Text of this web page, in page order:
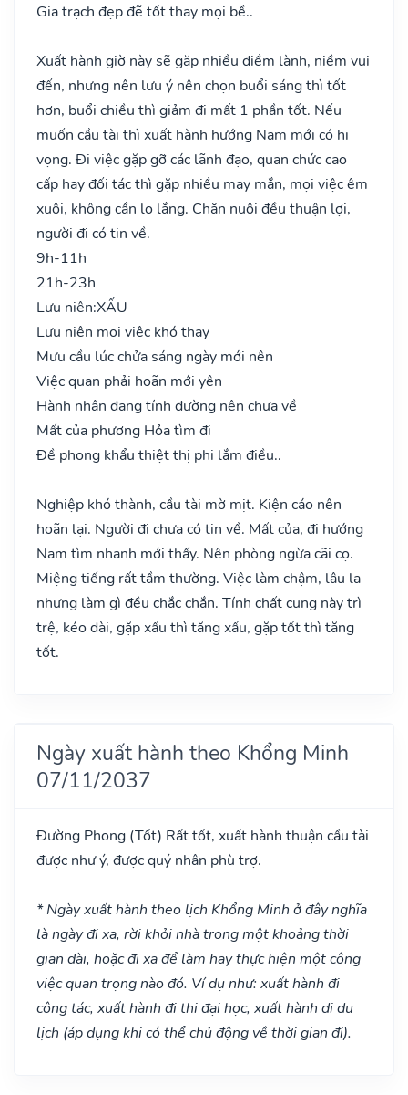
Gia trạch đẹp đẽ tốt thay mọi bề..
Xuất hành giờ này sẽ gặp nhiều điềm lành, niềm vui
đến, nhưng nên lưu ý nên chọn buổi sáng thì tốt
hơn, buổi chiều thì giảm đi mất 1 phần tốt. Nếu
muốn cầu tài thì xuất hành hướng Nam mới có hi
vọng. Đi việc gặp gỡ các lãnh đạo, quan chức cao
cấp hay đối tác thì gặp nhiều may mắn, mọi việc êm
xuôi, không cần lo lắng. Chăn nuôi đều thuận lợi,
người đi có tin về.
9h-11h
21h-23h
Lưu niên:XẤU
Lưu niên mọi việc khó thay
Mưu cầu lúc chửa sáng ngày mới nên
Việc quan phải hoãn mới yên
Hành nhân đang tính đường nên chưa về
Mất của phương Hỏa tìm đi
Đề phong khẩu thiệt thị phi lắm điều..
Nghiệp khó thành, cầu tài mờ mịt. Kiện cáo nên
hoãn lại. Người đi chưa có tin về. Mất của, đi hướng
Nam tìm nhanh mới thấy. Nên phòng ngừa cãi cọ.
Miệng tiếng rất tầm thường. Việc làm chậm, lâu la
nhưng làm gì đều chắc chắn. Tính chất cung này trì
trệ, kéo dài, gặp xấu thì tăng xấu, gặp tốt thì tăng
tốt.
Ngày xuất hành theo Khổng Minh
07/11/2037
Đường Phong (Tốt) Rất tốt, xuất hành thuận cầu tài
được như ý, được quý nhân phù trợ.
* Ngày xuất hành theo lịch Khổng Minh ở đây nghĩa
là ngày đi xa, rời khỏi nhà trong một khoảng thời
gian dài, hoặc đi xa để làm hay thực hiện một công
việc quan trọng nào đó. Ví dụ như: xuất hành đi
công tác, xuất hành đi thi đại học, xuất hành di du
lịch (áp dụng khi có thể chủ động về thời gian đi).